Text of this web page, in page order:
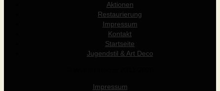
Aktionen
Restaurierung
Impressum
Kontakt
Startseite
Jugendstil & Art Deco
Impressum